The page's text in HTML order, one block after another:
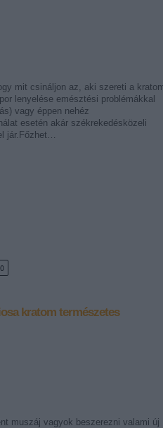
mit csináljon az, aki szereti a
lenyelése emésztési problémákkal
vagy éppen nehéz
esetén akár székrekedésközeli
jár.Főzhet…
0
kratom természetes
muszáj vagyok beszerezni valami új